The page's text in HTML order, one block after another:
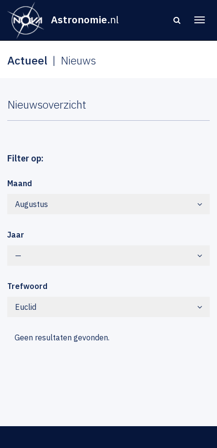
Astronomie.nl
Actueel Nieuws
Nieuwsoverzicht
Filter op:
Maand
Augustus
Jaar
—
Trefwoord
Euclid
Geen resultaten gevonden.